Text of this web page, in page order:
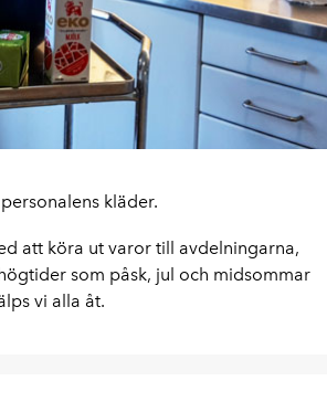
kläder.
att köra ut varor till avdelningarna,
som påsk, jul och midsommar
vi alla åt.